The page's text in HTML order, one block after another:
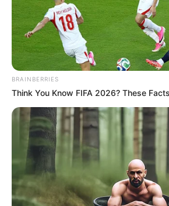
Walking On Thin Ice Tempest
My Troublesome Star Aema
ULASAN
Alamat email Anda tidak akan dipublikasikan.
BRAINBERRIES
Think You Know FIFA 2026? These